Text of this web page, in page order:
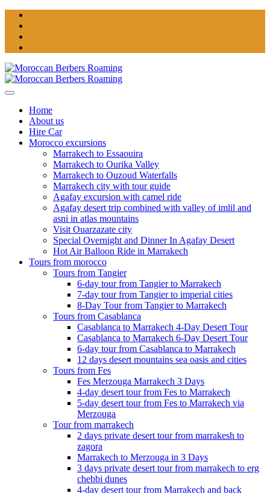
Home
About us
Hire Car
Morocco excursions
Marrakech to Essaouira
Marrakech to Ourika Valley
Marrakech to Ouzoud Waterfalls
Marrakech city with tour guide
Agafay excursion with camel ride
Agafay desert trip combined with valley of imlil and
asni in atlas mountains
Visit Ouarzazate city
Special Overnight and Dinner In Agafay Desert
Hot Air Balloon Ride in Marrakech
Tours from morocco
Tours from Tangier
6-day tour from Tangier to Marrakech
7-day tour from Tangier to imperial cities
8-Day Tour from Tangier to Marrakech
Tours from Casablanca
Casablanca to Marrakech 4-Day Desert Tour
Casablanca to Marrakech 6-Day Desert Tour
6-day tour from Casablanca to Marrakech
12 days desert mountains sea oasis and cities
Tours from Fes
Fes Merzouga Marrakech 3 Days
4-day desert tour from Fes to Marrakech
5-day desert tour from Fes to Marrakech via
Merzouga
Tour from marrakech
2 days private desert tour from marrakesh to
zagora
Marrakech to Merzouga in 3 Days
3 days private desert tour from marrakech to erg
chebbi dunes
4-day desert tour from Marrakech and back